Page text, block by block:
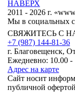
НАВЕРХ
2011 - 2026 г.
Мы в социальных
СВЯЖИТЕСЬ С
+7 (987) 144-81-36
г. Благовещенск,
Ежедневно: 10.00 -
Адрес на карте
Сайт носит
публичной офертой